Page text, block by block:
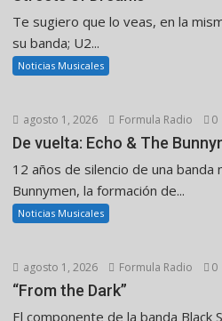
Te sugiero que lo veas, en la
su banda; U2...
Noticias Musicales
agosto 1, 2026 Formula Radio 0
De vuelta: Echo & The
12 años de silencio de una banda
Bunnymen, la formación de...
Noticias Musicales
agosto 1, 2026 Formula Radio 0
“From the Dark”
El componente de la banda Black